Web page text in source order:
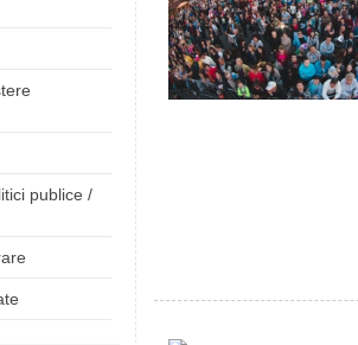
publice /